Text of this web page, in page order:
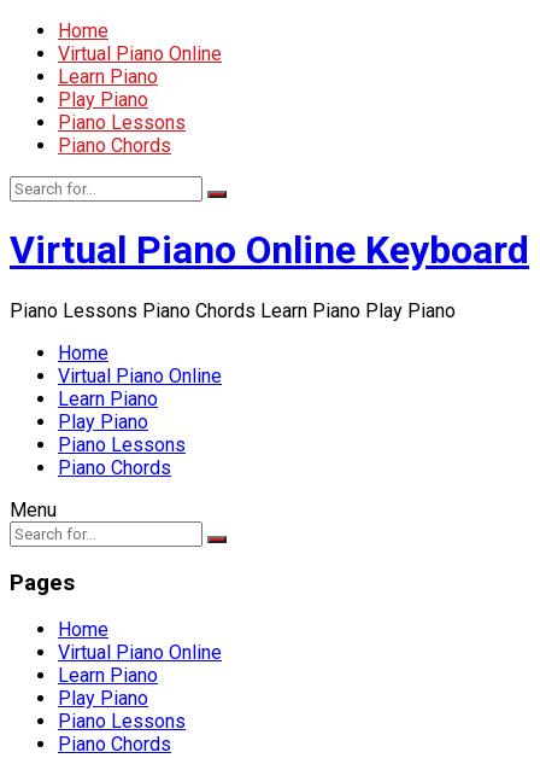
Home
Virtual Piano Online
Learn Piano
Play Piano
Piano Lessons
Piano Chords
Virtual Piano Online Keyboard
Piano Lessons Piano Chords Learn Piano Play Piano
Home
Virtual Piano Online
Learn Piano
Play Piano
Piano Lessons
Piano Chords
Menu
Pages
Home
Virtual Piano Online
Learn Piano
Play Piano
Piano Lessons
Piano Chords